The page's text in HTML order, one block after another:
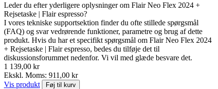
Leder du efter yderligere oplysninger om Flair Neo Flex 2024 +
Rejsetaske | Flair espresso?
I vores tekniske supportsektion finder du ofte stillede spørgsmål
(FAQ) og svar vedrørende funktioner, parametre og brug af dette
produkt. Hvis du har et specifikt spørgsmål om Flair Neo Flex 2024
+ Rejsetaske | Flair espresso, bedes du tilføje det til
diskussionsforummet nedenfor. Vi vil med glæde besvare det.
1 139,00 kr
Ekskl. Moms: 911,00 kr
Vis produkt
Føj til kurv